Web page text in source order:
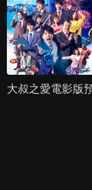
大叔之愛電影版